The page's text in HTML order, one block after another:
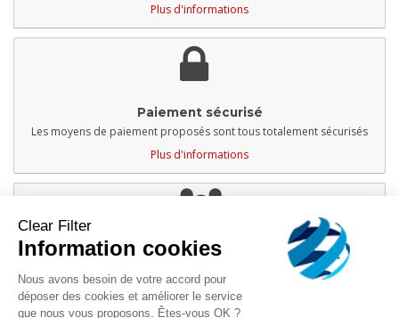
Plus d'informations
Paiement sécurisé
Les moyens de paiement proposés sont tous totalement sécurisés
Plus d'informations
Service client
À votre disposition du lundi au vendredi
Service téléphonique de 13h - 17h
Plus d'informations
Clear Filter
Information cookies
Nous avons besoin de votre accord pour
déposer des cookies et améliorer le service
que nous vous proposons. Êtes-vous OK ?